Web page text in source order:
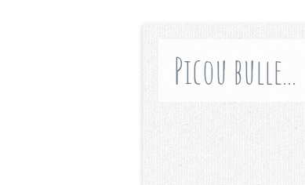
Picou bulle...